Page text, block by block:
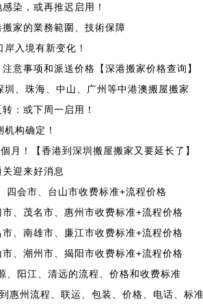
染，或再推迟启用！
家的業務範圍、技術保障
入境有新变化！
意事项和派送价格【深港搬家价格查询】
、珠海、中山、广州等中港澳搬屋搬家
：或下周一启用！
构确定！
月！【香港到深圳搬屋搬家又要延长了】
迎来好消息
四会市、台山市收费标准+流程价格
、茂名市、惠州市收费标准+流程价格
、南雄市、廉江市收费标准+流程价格
、潮州市、揭阳市收费标准+流程价格
、阳江、清远的流程、价格和收费标准
惠州流程、联运、包装、价格、电话、标准